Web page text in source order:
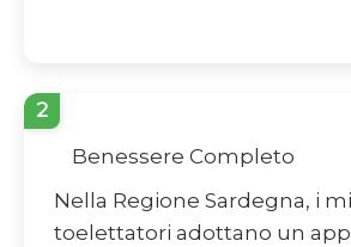
2
Benessere Completo
Nella Regione Sardegna, i
toelettatori adottano un